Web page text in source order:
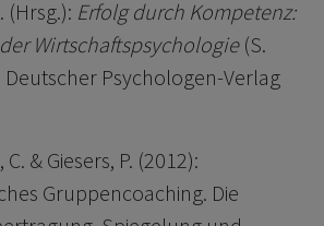
(Hrsg.): Erfolg durch Kompetenz:
Wirtschaftspsychologie(S.
Deutscher Psychologen-Verlag
& Giesers, P. (2012):
Gruppencoaching. Die